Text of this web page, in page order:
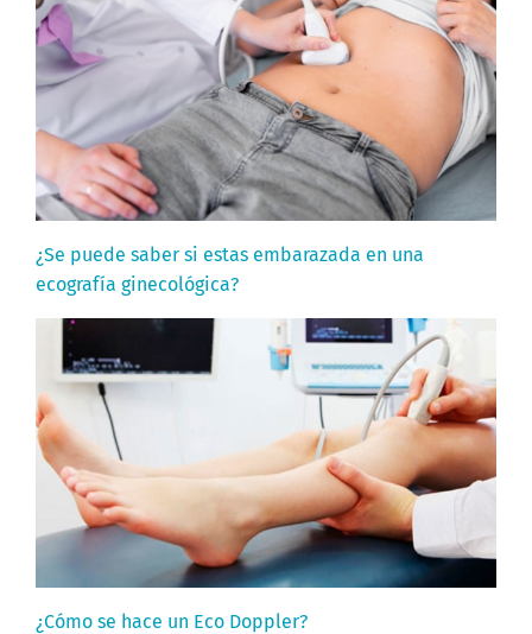
¿Se puede saber si estas embarazada en una
ecografía ginecológica?
¿Cómo se hace un Eco Doppler?